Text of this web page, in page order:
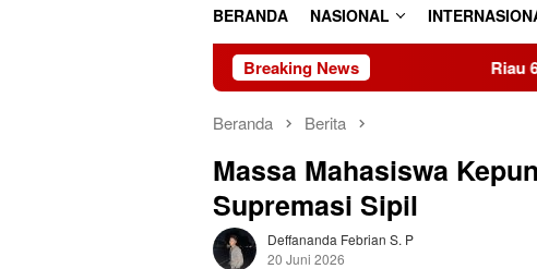
BERANDA NASIONAL
Breaking NewsRiau 69 Tahun: Kaya
Beranda Berita
Massa Mahasiswa
Supremasi Sipil
Deffananda Febrian S. P
20 Juni 2026